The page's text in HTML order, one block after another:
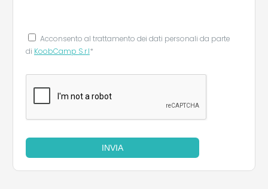
Acconsento al trattamento dei dati personali da parte
di KoobCamp S.r.l*
INVIA